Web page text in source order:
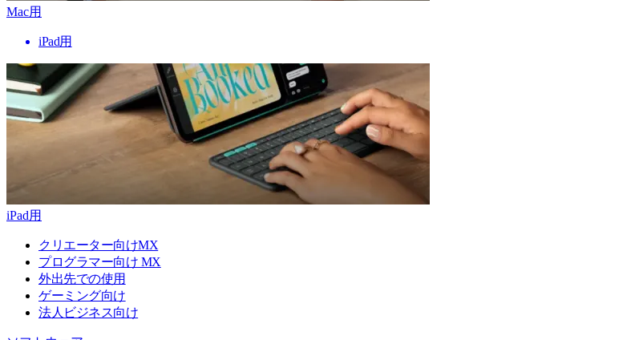
Mac用
iPad用
iPad用
クリエーター向けMX
プログラマー向け MX
外出先での使用
ゲーミング向け
法人ビジネス向け